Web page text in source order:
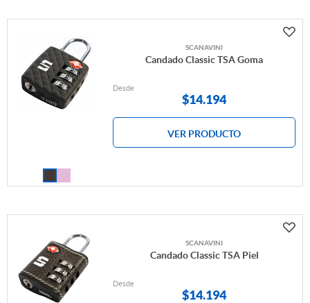
SCANAVINI
Candado Classic TSA Goma
Desde
$14.194
VER PRODUCTO
SCANAVINI
Candado Classic TSA Piel
Desde
$14.194